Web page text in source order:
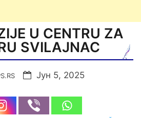
U CENTRU ZA
SVILAJNAC
Јун 5, 2025